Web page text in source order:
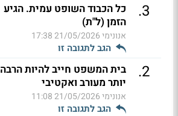
3
.
כל הכבוד השופט עמית. הגיע
הזמן (ל"ת)
אנונימי21/05/2026 17:38
הגב לתגובה זו
2
.
בית המשפט חייב להיות הרבה
יותר מעורב ואקטיבי
אנונימי21/05/2026 11:08
הגב לתגובה זו